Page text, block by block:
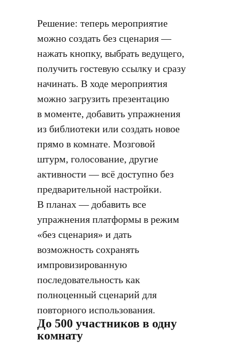
Решение: теперь мероприятие
можно создать без сценария —
нажать кнопку, выбрать ведущего,
получить гостевую ссылку и сразу
начинать. В ходе мероприятия
можно загрузить презентацию
в моменте, добавить упражнения
из библиотеки или создать новое
прямо в комнате. Мозговой
штурм, голосование, другие
активности — всё доступно без
предварительной настройки.
В планах — добавить все
упражнения платформы в режим
«без сценария» и дать
возможность сохранять
импровизированную
последовательность как
полноценный сценарий для
повторного использования.
До 500 участников в одну
комнату